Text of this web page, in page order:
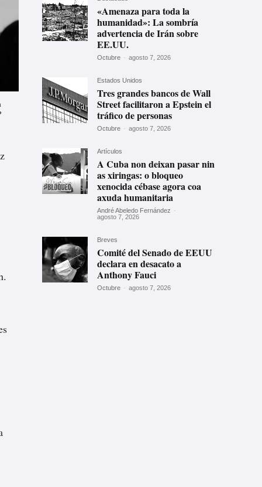
«Amenaza para toda la
humanidad»: La sombría
advertencia de Irán sobre
EE.UU.
Octubre - agosto 7, 2026
Estados Unidos
Tres grandes bancos de Wall
Street facilitaron a Epstein el
tráfico de personas
Octubre - agosto 7, 2026
Artículos
A Cuba non deixan pasar nin
as xiringas: o bloqueo
xenocida cébase agora coa
axuda humanitaria
André Abeledo Fernández -
agosto 7, 2026
Breves
Comité del Senado de EEUU
declara en desacato a
Anthony Fauci
Octubre - agosto 7, 2026